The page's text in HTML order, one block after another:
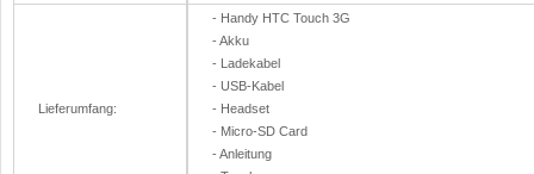
Lieferumfang:
- Handy HTC Touch 3G
- Akku
- Ladekabel
- USB-Kabel
- Headset
- Micro-SD Card
- Anleitung